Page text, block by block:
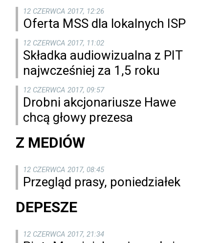
12 CZERWCA 2017, 12:26
Oferta MSS dla lokalnych ISP
12 CZERWCA 2017, 11:02
Składka audiowizualna z PIT
najwcześniej za 1,5 roku
12 CZERWCA 2017, 09:57
Drobni akcjonariusze Hawe
chcą głowy prezesa
Z MEDIÓW
12 CZERWCA 2017, 08:45
Przegląd prasy, poniedziałek
DEPESZE
12 CZERWCA 2017, 21:34